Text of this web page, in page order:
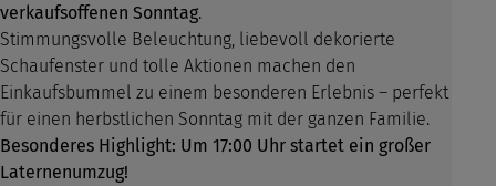
verkaufsoffenen Sonntag.
Stimmungsvolle Beleuchtung, liebevoll dekorierte
Schaufenster und tolle Aktionen machen den
Einkaufsbummel zu einem besonderen Erlebnis – perfekt
für einen herbstlichen Sonntag mit der ganzen Familie.
Besonderes Highlight: Um 17:00 Uhr startet ein großer
Laternenumzug!